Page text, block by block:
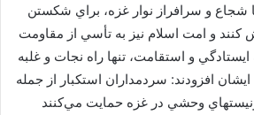
و سرافراز نوار غزه، براي شكستن
كنند و امت اسلام نيز به تأسي از مقاومت
ايستادگي و استقامت، تنها راه نجات و غلبه
افزودند: سردمداران استكبار از جمله
وحشي در غزه حمايت مي‌كنند